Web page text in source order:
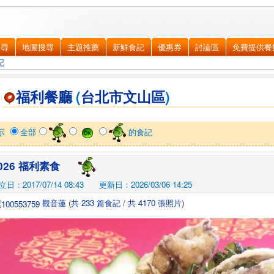
地圖搜尋 主題推薦 新鮮食記 優惠券 討論區
免費提供
福利餐廳 (台北市文山區)
全部 的食記
福利素食
日：2017/07/14 08:43
更新日：2026/03/06 14:25
觀音蓮 (共 233 篇食記 / 共 4170 張照片)